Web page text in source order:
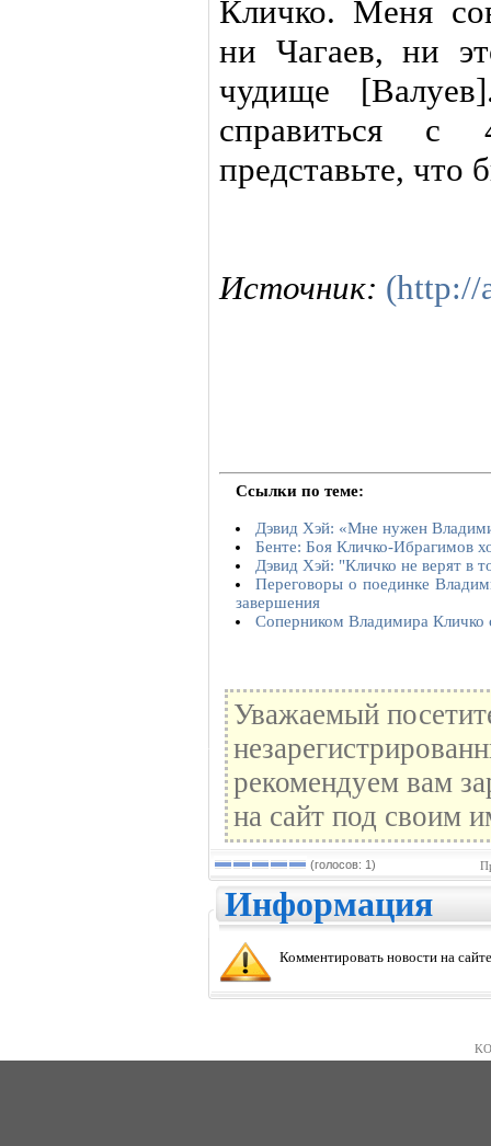
Кличко. Меня
ни Чагаев, ни
чудище
справиться с
представьте, что
Источник: (http://
Ссылки по теме:
Дэвид Хэй: «Мне нужен
Бенте: Боя Кличко-Ибрагимов
Дэвид Хэй: "Кличко не верят в
Переговоры о поединке
завершения
Соперником Владимира Кличко
Уважаемый
рекомендуем вам
на сайт под своим
(голосов: 1)
Информация
Комментировать новости на